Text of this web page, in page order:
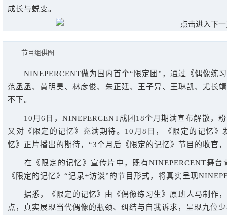
成长与蜕变。
节目组供图
NINEPERCENT做为国内首个“限定团”，通过《偶像练
范丞丞、黄明昊、林彦俊、朱正廷、王子异、王琳凯、尤长
不下。
10月6日，NINEPERCENT成团18个月期满宣布解散，粉
又对《限定的记忆》充满期待。10月8日，《限定的记忆
忆》正片播出的期待，“3个月后《限定的记忆》节目的收官
在《限定的记忆》宣传片中，既有NINEPERCENT舞台
《限定的记忆》“记录+访谈”的节目形式，将真实呈现
据悉，《限定的记忆》由《偶像练习生》原班人马制作，
点，真实展现当代偶像的瓶颈、纠结与自我诉求，呈现九位